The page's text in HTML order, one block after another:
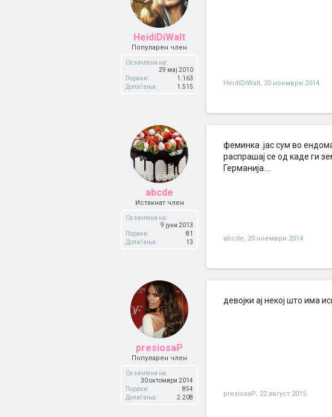
HeidiDiWalt
Популарен член
Се зачлени на:
29 мај 2010
Пораки:
1.163
Допаѓања:
1.515 HeidiDiWalt, 20 ноември 2014
abcde
Истакнат член
Се зачлени на:
9 јуни 2013
Пораки:
81
Допаѓања:
13
феминка .јас сум во
распрашај се од каде ги
Германија....
abcde, 20 ноември 2014
presiosaP
Популарен член
Се зачлени на:
30 октомври 2014
Пораки:
854
Допаѓања:
2.208
девојки ај некој што има
presiosaP, 22 август 2015